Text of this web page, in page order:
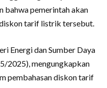
bahwa pemerintah akan
tarif listrik tersebut.
Energi dan Sumber Daya
2025), mengungkapkan
pembahasan diskon tarif